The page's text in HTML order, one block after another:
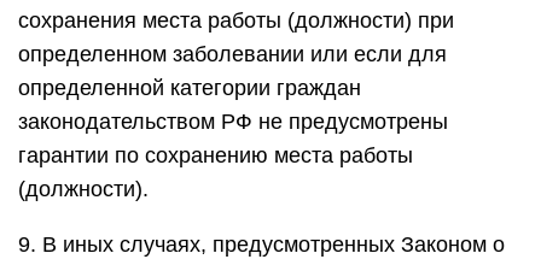
сохранения места работы (должности) при
определенном заболевании или если для
определенной категории граждан
законодательством РФ не предусмотрены
гарантии по сохранению места работы
(должности).
9. В иных случаях, предусмотренных Законом о